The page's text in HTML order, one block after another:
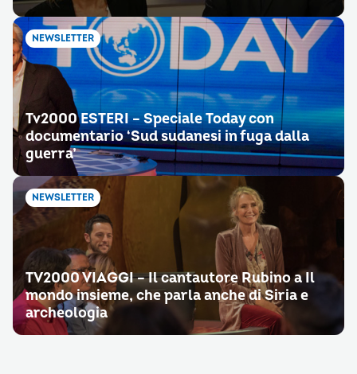
NEWSLETTER
Tv2000 ESTERI – Speciale Today con
documentario ‘Sud sudanesi in fuga dalla
guerra’
NEWSLETTER
TV2000 VIAGGI – Il cantautore Rubino a Il
mondo insieme, che parla anche di Siria e
archeologia